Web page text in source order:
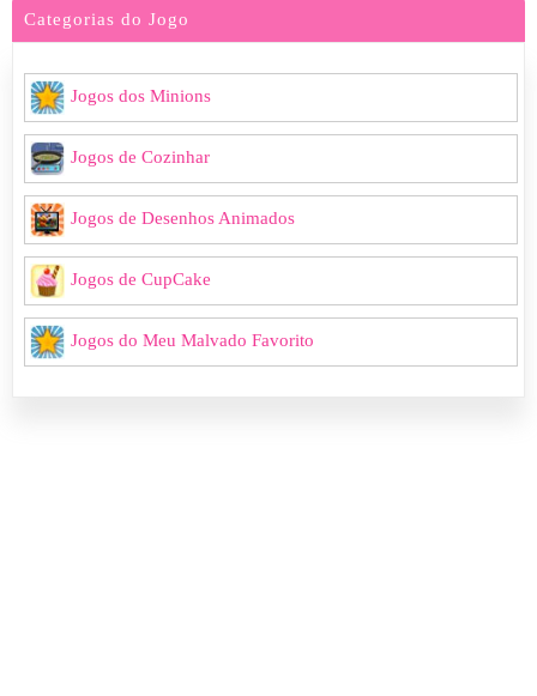
Categorias do Jogo
Jogos dos Minions
Jogos de Cozinhar
Jogos de Desenhos Animados
Jogos de CupCake
Jogos do Meu Malvado Favorito